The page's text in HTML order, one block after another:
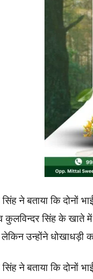
सिंह ने बताया कि दोनों
व कुलविन्दर सिंह के
उन्होंने धोखाधड़ी
सिंह ने बताया कि दोनों